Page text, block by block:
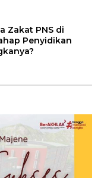
Zakat PNS di
Penyidikan